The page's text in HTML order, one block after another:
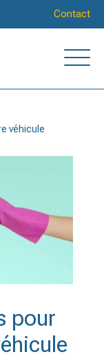
Contact
véhicule
pour